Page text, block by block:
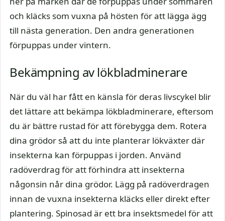
och kläcks som vuxna på hösten för att lägga ägg
till nästa generation. Den andra generationen
förpuppas under vintern.
Bekämpning av lökbladminerare
När du väl har fått en känsla för deras livscykel blir
det lättare att bekämpa lökbladminerare, eftersom
du är bättre rustad för att förebygga dem. Rotera
dina grödor så att du inte planterar lökväxter där
insekterna kan förpuppas i jorden. Använd
radöverdrag för att förhindra att insekterna
någonsin når dina grödor. Lägg på radöverdragen
innan de vuxna insekterna kläcks eller direkt efter
plantering. Spinosad är ett bra insektsmedel för att